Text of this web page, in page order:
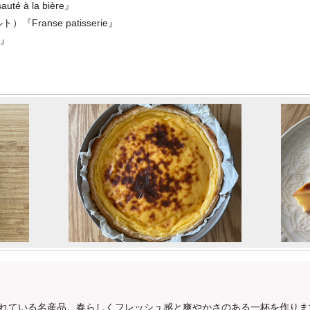
à la bière』
）『Franse patisserie』
ている名産品。春らしくフレッシュ感と爽やかさのある一杯を作り